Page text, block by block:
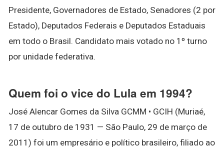
Presidente, Governadores de Estado, Senadores (2 por
Estado), Deputados Federais e Deputados Estaduais
em todo o Brasil. Candidato mais votado no 1º turno
por unidade federativa.
Quem foi o vice do Lula em 1994?
José Alencar Gomes da Silva GCMM • GCIH (Muriaé,
17 de outubro de 1931 — São Paulo, 29 de março de
2011) foi um empresário e político brasileiro, filiado ao